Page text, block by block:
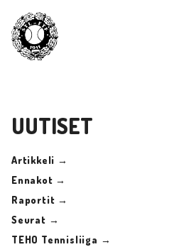
UUTISET
Artikkeli →
Ennakot →
Raportit →
Seurat →
TEHO Tennisliiga →